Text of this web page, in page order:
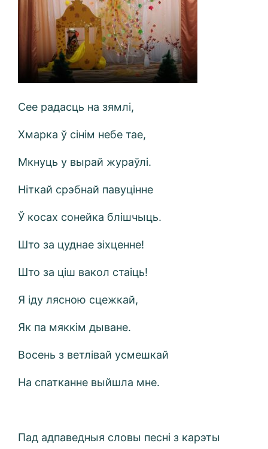
Сее радасць на зямлі,
Хмарка ў сінім небе тае,
Мкнуць у вырай жураўлі.
Ніткай срэбнай павуцінне
Ў косах сонейка блішчыць.
Што за цуднае зіхценне!
Што за ціш вакол стаіць!
Я іду лясною сцежкай,
Як па мяккім дыване.
Восень з ветлівай усмешкай
На спатканне выйшла мне.
Пад адпаведныя словы песні з карэты